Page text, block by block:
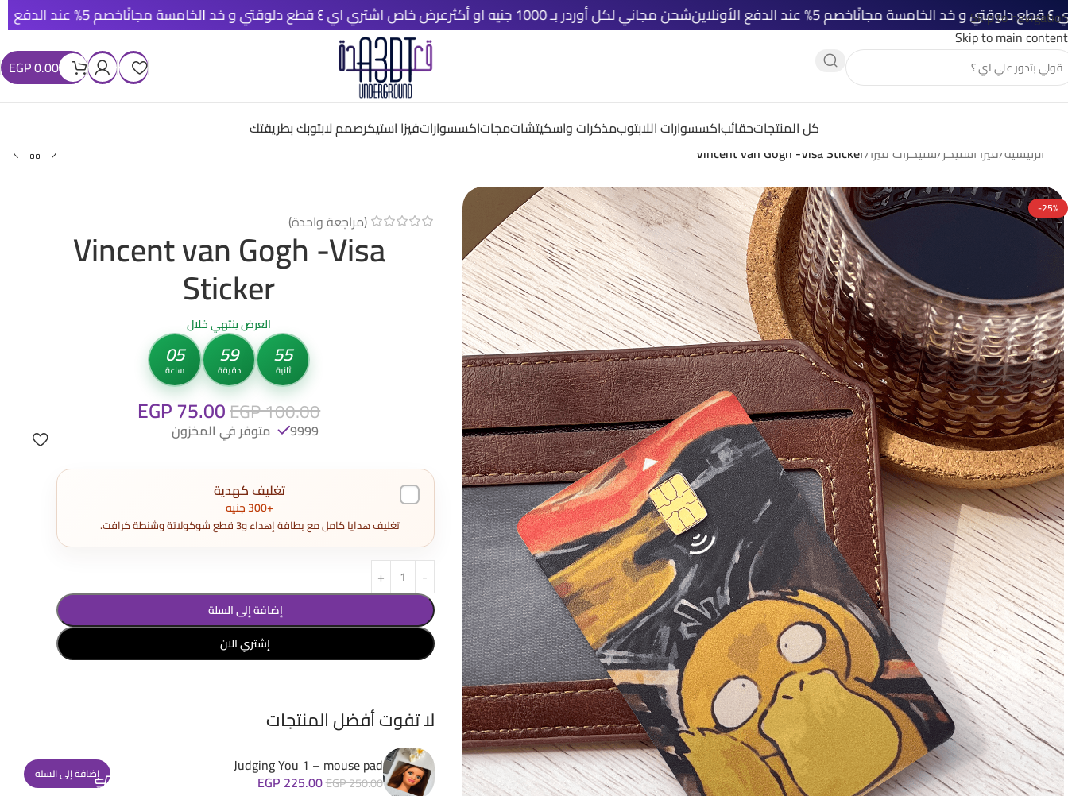
Skip to navigation
Skip to main content
شحن خصم 5% عند الدفع الأونلاين عرض خاص اشتري اي ٤ قطع دلوقتي و خد الخامسة مجانًا شحن مجاني لكل أوردر بـ 1000 جنيه او أكثر خصم 5% عند الدفع الأونلاين
EGP0.00
كل المنتجاتحقائباكسسوارات اللابتوبمذكرات واسكيتشاتمجاتاكسسواراتفيزا استيكرصمم لابتوبك بطريقتك
الرئيسية/فيزا استيكر/ستيكرات فيزا/
Vincent van Gogh -Visa Sticker
-25%
(مراجعة واحدة)
Vincent van Gogh -Visa
Sticker
العرض ينتهي خلال
05
ساعة 59
دقيقة 53
ثانية
EGP100.00
EGP75.00
9999 متوفر في المخزون
تغليف كهدية
+300 جنيه
تغليف هدايا كامل مع بطاقة إهداء و3 قطع شوكولاتة وشنطة كرافت.
إضافة إلى السلة
إشتري الان
لا تفوت أفضل المنتجات
Judging You 1 – mouse pad
EGP250.00
EGP 225.00 إضافة إلى السلة